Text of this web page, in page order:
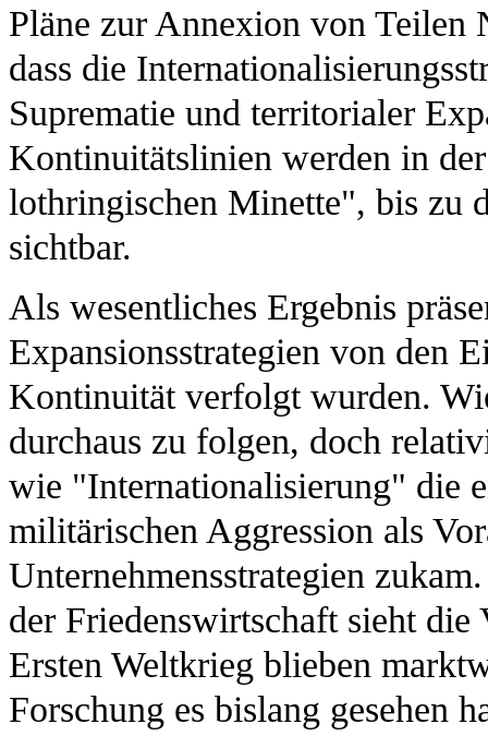
Pläne zur Annexion von
dass die
Suprematie und territorialer
Kontinuitätslinien werden in
lothringischen Minette", bis zu
sichtbar.
Als wesentliches Ergebnis
Expansionsstrategien von den
Kontinuität verfolgt wurden.
durchaus zu folgen, doch
wie "Internationalisierung" die
militärischen Aggression als
Unternehmensstrategien
der Friedenswirtschaft sieht die
Ersten Weltkrieg blieben
Forschung es bislang gesehen